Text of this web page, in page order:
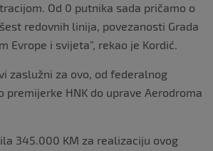
Od 0 putnika sada pričamo o
redovnih linija, povezanosti Grada
Evrope i svijeta”, rekao je Kordić.
zaslužni za ovo, od federalnog
premijerke HNK do uprave Aerodroma
345.000 KM za realizaciju ovog